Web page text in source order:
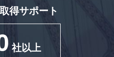
得サポート
社以上